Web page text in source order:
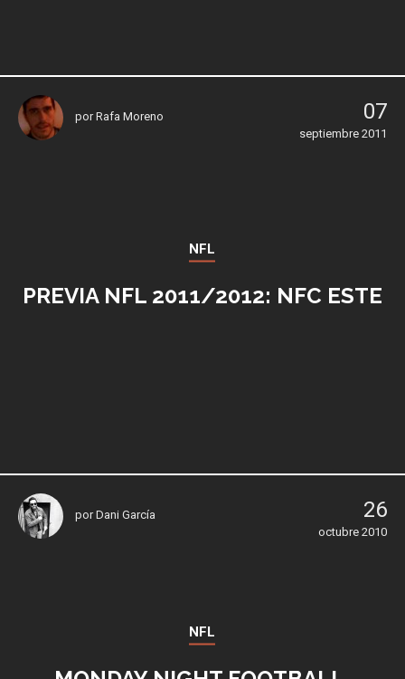
porRafa Moreno 07
septiembre 2011
NFL
PREVIA NFL 2011/2012: NFC ESTE
porDani García 26
octubre 2010
NFL